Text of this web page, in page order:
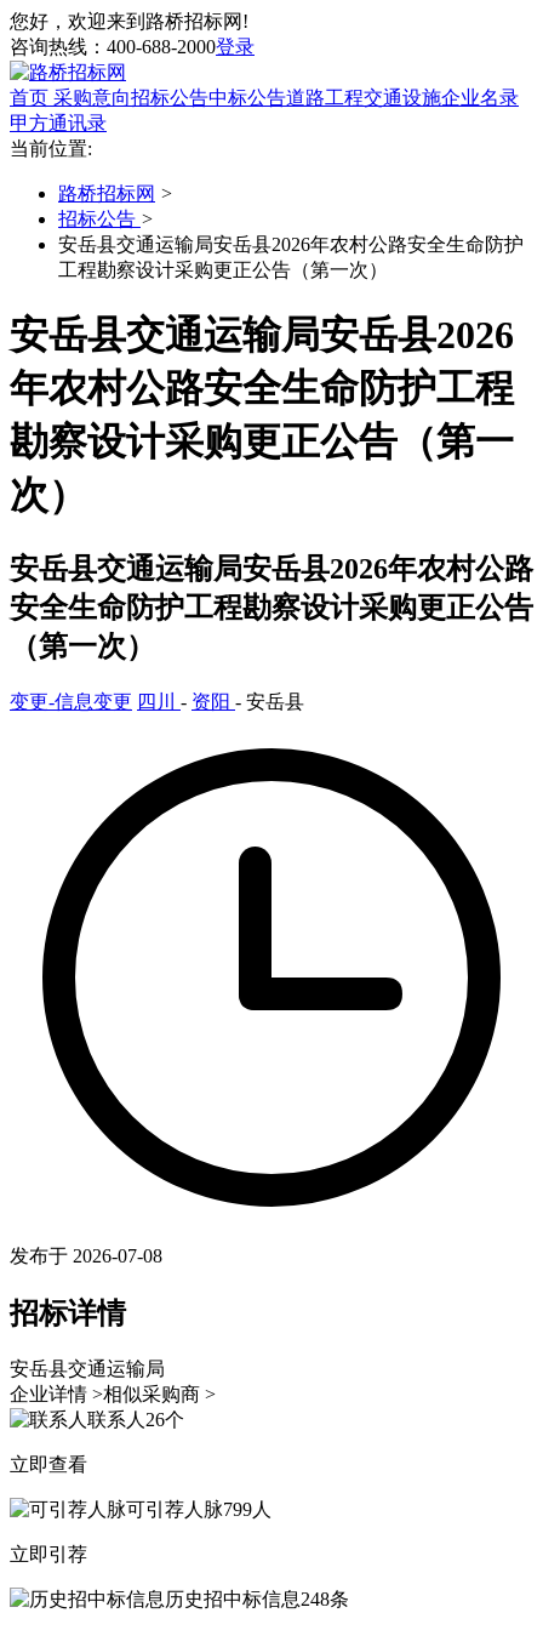
您好，欢迎来到路桥招标网!
咨询热线： 400-688-2000登录
首页 采购意向招标公告中标公告道路工程交通设施企业名录
甲方通讯录
当前位置:
路桥招标网 >
招标公告 >
安岳县交通运输局安岳县2026年农村公路安全生命防护
工程勘察设计采购更正公告（第一次）
安岳县交通运输局安岳县2026
年农村公路安全生命防护工程
勘察设计采购更正公告（第一
次）
安岳县交通运输局安岳县2026年农村公路
安全生命防护工程勘察设计采购更正公告
（第一次）
变更-信息变更 四川 - 资阳 - 安岳县
发布于 2026-07-08
招标详情
安岳县交通运输局
企业详情 >相似采购商 >
联系人 26个
立即查看
可引荐人脉799人
立即引荐
历史招中标信息248条